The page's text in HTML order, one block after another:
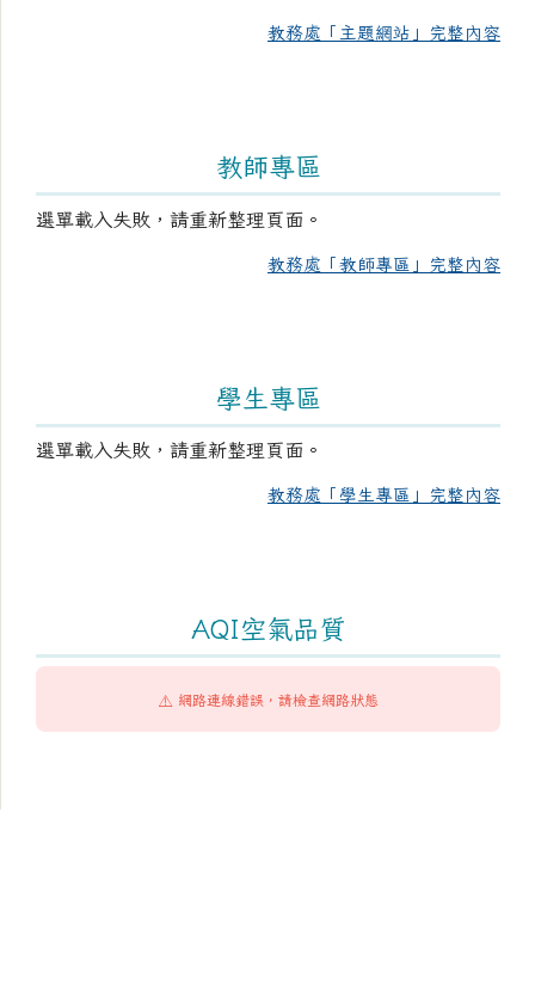
教務處「主題網站」完整內容
教師專區
選單載入失敗，請重新整理頁面。
教務處「教師專區」完整內容
學生專區
選單載入失敗，請重新整理頁面。
教務處「學生專區」完整內容
AQI空氣品質
⚠️ 網路連線錯誤，請檢查網路狀態